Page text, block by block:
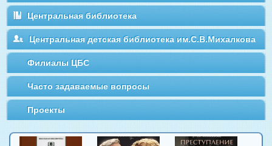
Центральная библиотека
Центральная детская библиотека им.С.В.Михалкова
Филиалы ЦБС
Часто задаваемые вопросы
Проекты